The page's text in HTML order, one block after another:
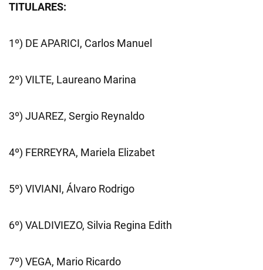
TITULARES:
1º) DE APARICI, Carlos Manuel
2º) VILTE, Laureano Marina
3º) JUAREZ, Sergio Reynaldo
4º) FERREYRA, Mariela Elizabet
5º) VIVIANI, Álvaro Rodrigo
6º) VALDIVIEZO, Silvia Regina Edith
7º) VEGA, Mario Ricardo